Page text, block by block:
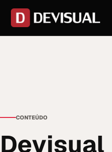
CONTEÚDO
Devisual